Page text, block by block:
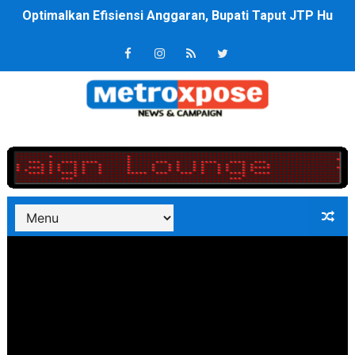
PT ASDP Cabang Ambon Siap Dukung Program Bank
Saadiah Uluputty Buka Pekan Olahraga HUT ke-81 RI
4 Dokter Asal Nias Barat Lulus PPDS di FK USU,
DPRD Kota Bekasi Minta Penanganan Pencemaran
Unggul 3 Gol Kesebelasan MKRE FC Raih Tiket
Jelang HUT RI ke 81Turnamen Olah Anak Muda Kota